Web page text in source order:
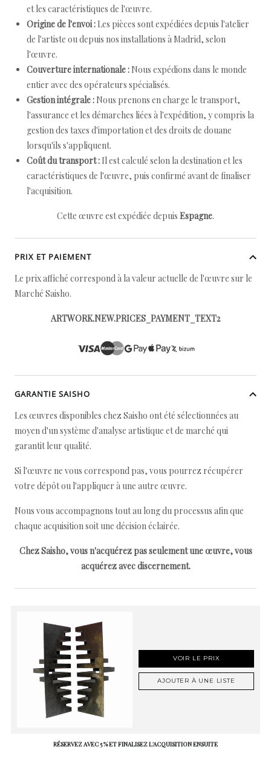
et les caractéristiques de l'œuvre.
Origine de l'envoi : Les pièces sont expédiées depuis l'atelier
de l'artiste ou depuis nos installations à Madrid, selon
l'œuvre.
Couverture internationale : Nous expédions dans le monde
entier avec des opérateurs spécialisés.
Gestion intégrale : Nous prenons en charge le transport,
l'assurance et les démarches liées à l'expédition, y compris la
gestion des taxes d'importation et des droits de douane
lorsqu'ils s'appliquent.
Coût du transport : Il est calculé selon la destination et les
caractéristiques de l'œuvre, puis confirmé avant de finaliser
l'acquisition.
Cette œuvre est expédiée depuis Espagne.
PRIX ET PAIEMENT
Le prix affiché correspond à la valeur actuelle de l'œuvre sur le
Marché Saisho.
ARTWORK.NEW.PRICES_PAYMENT_TEXT2
GARANTIE SAISHO
Les œuvres disponibles chez Saisho ont été sélectionnées au
moyen d'un système d'analyse artistique et de marché qui
garantit leur qualité.
Si l'œuvre ne vous correspond pas, vous pourrez récupérer
votre dépôt ou l'appliquer à une autre œuvre.
Nous vous accompagnons tout au long du processus afin que
chaque acquisition soit une décision éclairée.
Chez Saisho, vous n'acquérez pas seulement une œuvre, vous
acquérez avec discernement.
VOIR LE PRIX
AJOUTER À UNE LISTE
RÉSERVEZ AVEC 5 % ET FINALISEZ L'ACQUISITION ENSUITE